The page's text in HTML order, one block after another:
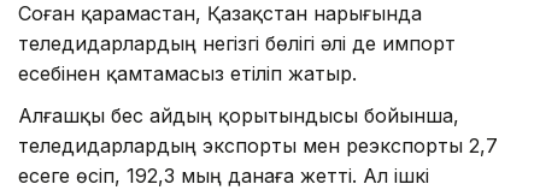
Соған қарамастан, Қазақстан нарығында
теледидарлардың негізгі бөлігі әлі де импорт
есебінен қамтамасыз етіліп жатыр.
Алғашқы бес айдың қорытындысы бойынша,
теледидарлардың экспорты мен реэкспорты 2,7
есеге өсіп, 192,3 мың данаға жетті. Ал ішкі